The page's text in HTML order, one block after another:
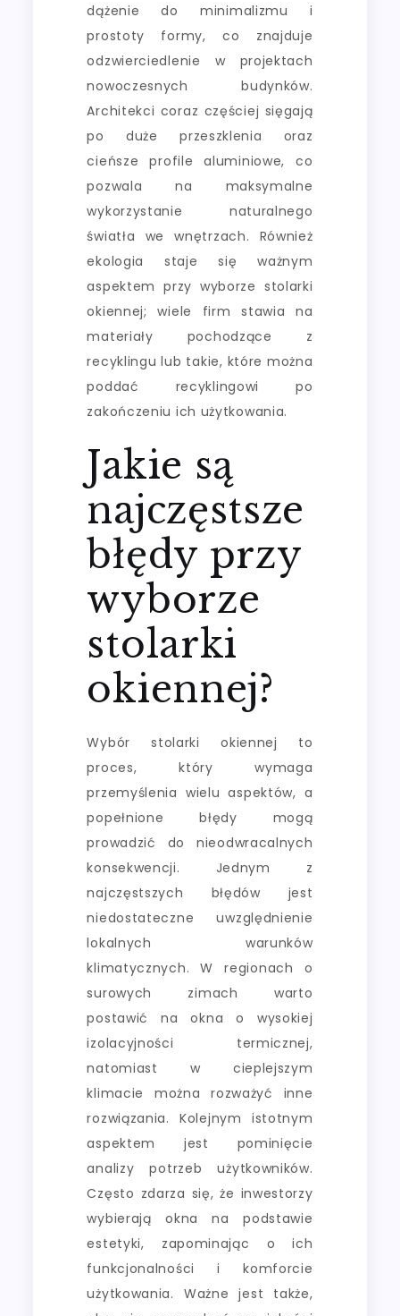
dążenie do minimalizmu i
prostoty formy, co znajduje
odzwierciedlenie w projektach
nowoczesnych budynków.
Architekci coraz częściej sięgają
po duże przeszklenia oraz
cieńsze profile aluminiowe, co
pozwala na maksymalne
wykorzystanie naturalnego
światła we wnętrzach. Również
ekologia staje się ważnym
aspektem przy wyborze stolarki
okiennej; wiele firm stawia na
materiały pochodzące z
recyklingu lub takie, które można
poddać recyklingowi po
zakończeniu ich użytkowania.
Jakie są
najczęstsze
błędy przy
wyborze
stolarki
okiennej?
Wybór stolarki okiennej to
proces, który wymaga
przemyślenia wielu aspektów, a
popełnione błędy mogą
prowadzić do nieodwracalnych
konsekwencji. Jednym z
najczęstszych błędów jest
niedostateczne uwzględnienie
lokalnych warunków
klimatycznych. W regionach o
surowych zimach warto
postawić na okna o wysokiej
izolacyjności termicznej,
natomiast w cieplejszym
klimacie można rozważyć inne
rozwiązania. Kolejnym istotnym
aspektem jest pominięcie
analizy potrzeb użytkowników.
Często zdarza się, że inwestorzy
wybierają okna na podstawie
estetyki, zapominając o ich
funkcjonalności i komforcie
użytkowania. Ważne jest także,